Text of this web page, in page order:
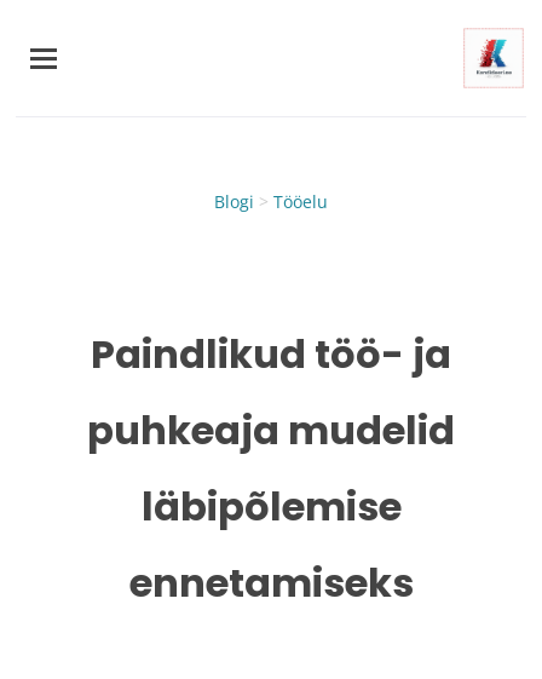
main
Blogi > Tööelu
Paindlikud töö- ja
puhkeaja mudelid
läbipõlemise
ennetamiseks